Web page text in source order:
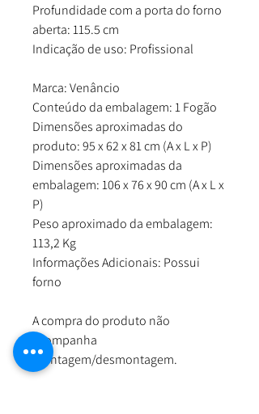
Profundidade com a porta do forno
aberta: 115.5 cm
Indicação de uso: Profissional
Marca: Venâncio
Conteúdo da embalagem: 1 Fogão
Dimensões aproximadas do
produto: 95 x 62 x 81 cm (A x L x P)
Dimensões aproximadas da
embalagem: 106 x 76 x 90 cm (A x L x
P)
Peso aproximado da embalagem:
113,2 Kg
Informações Adicionais: Possui
forno
A compra do produto não
acompanha
montagem/desmontagem.